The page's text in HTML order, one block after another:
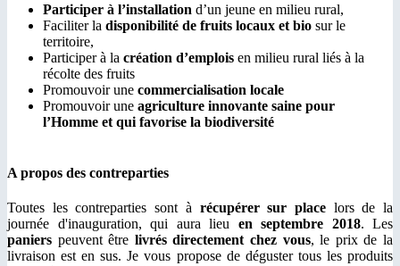
Participer à l’installation d’un jeune en milieu rural,
Faciliter la disponibilité de fruits locaux et bio sur le
territoire,
Participer à la création d’emplois en milieu rural liés à la
récolte des fruits
Promouvoir une commercialisation locale
Promouvoir une agriculture innovante saine pour
l’Homme et qui favorise la biodiversité
A propos des contreparties
Toutes les contreparties sont à récupérer sur placelors de la
journée d'inauguration, qui aura lieu en septembre 2018. Les
paniers peuvent être livrés directement chez vous, le prix de la
livraison est en sus. Je vous propose de déguster tous les produits